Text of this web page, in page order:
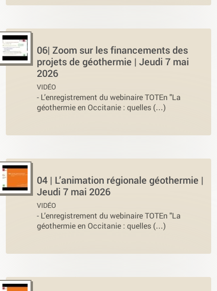
06| Zoom sur les financements des
projets de géothermie | Jeudi 7 mai
2026
VIDÉO
- L’enregistrement du webinaire TOTEn "La
géothermie en Occitanie : quelles (…)
04 | L’animation régionale géothermie |
Jeudi 7 mai 2026
VIDÉO
- L’enregistrement du webinaire TOTEn "La
géothermie en Occitanie : quelles (…)